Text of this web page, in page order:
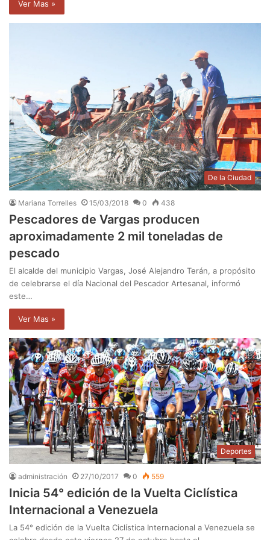
Ver Mas »
De la Ciudad
Mariana Torrelles 15/03/2018 0 438
Pescadores de Vargas producen
aproximadamente 2 mil toneladas de
pescado
El alcalde del municipio Vargas, José Alejandro Terán, a propósito
de celebrarse el día Nacional del Pescador Artesanal, informó
este…
Ver Mas »
Deportes
administración 27/10/2017 0 559
Inicia 54° edición de la Vuelta Ciclística
Internacional a Venezuela
La 54° edición de la Vuelta Ciclística Internacional a Venezuela se